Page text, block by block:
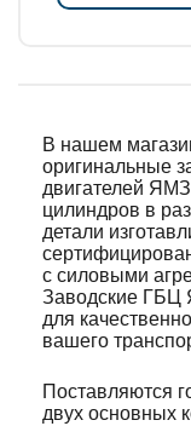
В нашем
оригинальные
двигателей
цилиндров в
детали
с силовыми
Заводские ГБЦ
для
вашего
Поставляются
двух основных